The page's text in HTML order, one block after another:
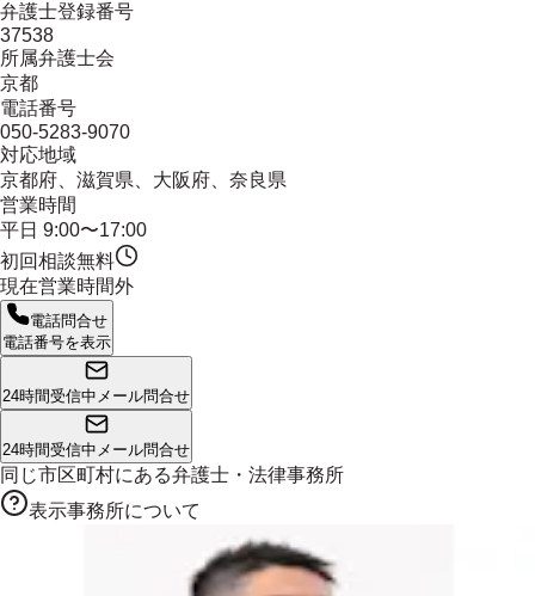
弁護士登録番号
37538
所属弁護士会
京都
電話番号
050-5283-9070
対応地域
京都府、滋賀県、大阪府、奈良県
営業時間
平日 9:00〜17:00
初回相談無料
現在営業時間外
電話問合せ
電話番号を表示
24時間受信中 メール問合せ
24時間受信中 メール問合せ
同じ市区町村にある弁護士・法律事務所
表示事務所について